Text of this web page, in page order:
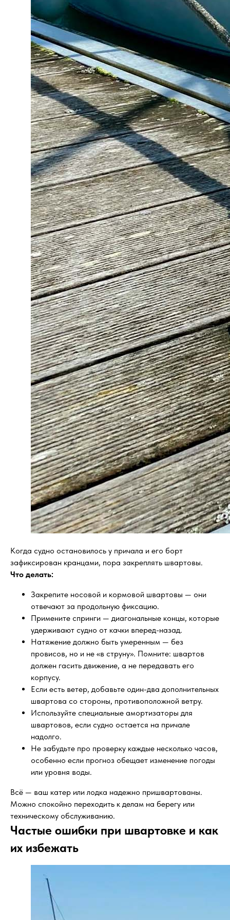
Когда судно остановилось у причала и его борт
зафиксирован кранцами, пора закреплять швартовы.
Что делать:
Закрепите носовой и кормовой швартовы — они
отвечают за продольную фиксацию.
Примените спринги — диагональные концы, которые
удерживают судно от качки вперед-назад.
Натяжение должно быть умеренным — без
провисов, но и не «в струну». Помните: швартов
должен гасить движение, а не передавать его
корпусу.
Если есть ветер, добавьте один-два дополнительных
швартова со стороны, противоположной ветру.
Используйте специальные амортизаторы для
швартовов, если судно остается на причале
надолго.
Не забудьте про проверку каждые несколько часов,
особенно если прогноз обещает изменение погоды
или уровня воды.
Всё — ваш катер или лодка надежно пришвартованы.
Можно спокойно переходить к делам на берегу или
техническому обслуживанию.
Частые ошибки при швартовке и как
их избежать